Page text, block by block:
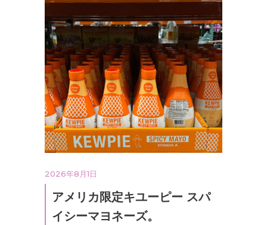
2026年8月1日
アメリカ限定キユーピー スパ
イシーマヨネーズ。